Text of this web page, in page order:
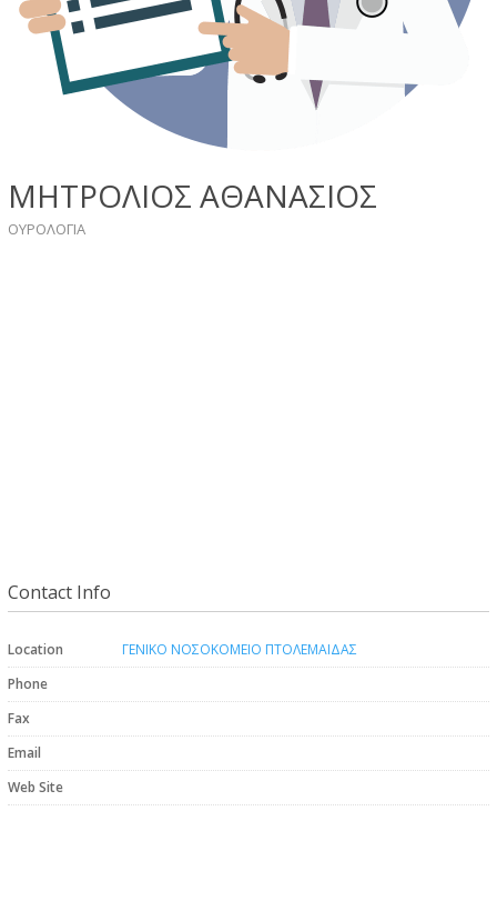
ΜΗΤΡΟΛΙΟΣ ΑΘΑΝΑΣΙΟΣ
ΟΥΡΟΛΟΓΙΑ
Contact Info
Location
ΓΕΝΙΚΟ ΝΟΣΟΚΟΜΕΙΟ ΠΤΟΛΕΜΑΙΔΑΣ
Phone
Fax
Email
Web Site